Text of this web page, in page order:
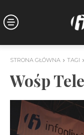
STRONA GŁÓWNA TAGI
Wośp